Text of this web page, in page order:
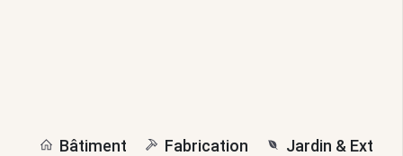
Bâtiment Fabrication Jardin &